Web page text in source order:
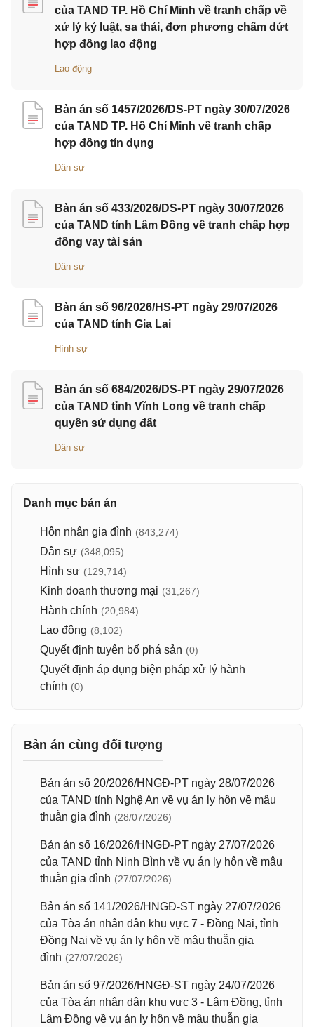
của TAND TP. Hồ Chí Minh về tranh chấp về
xử lý kỷ luật, sa thải, đơn phương chấm dứt
hợp đồng lao động
Lao động
Bản án số 1457/2026/DS-PT ngày 30/07/2026
của TAND TP. Hồ Chí Minh về tranh chấp
hợp đồng tín dụng
Dân sự
Bản án số 433/2026/DS-PT ngày 30/07/2026
của TAND tỉnh Lâm Đồng về tranh chấp hợp
đồng vay tài sản
Dân sự
Bản án số 96/2026/HS-PT ngày 29/07/2026
của TAND tỉnh Gia Lai
Hình sự
Bản án số 684/2026/DS-PT ngày 29/07/2026
của TAND tỉnh Vĩnh Long về tranh chấp
quyền sử dụng đất
Dân sự
Danh mục bản án
Hôn nhân gia đình (843,274)
Dân sự (348,095)
Hình sự (129,714)
Kinh doanh thương mại (31,267)
Hành chính (20,984)
Lao động (8,102)
Quyết định tuyên bố phá sản (0)
Quyết định áp dụng biện pháp xử lý hành
chính (0)
Bản án cùng đối tượng
Bản án số 20/2026/HNGĐ-PT ngày 28/07/2026
của TAND tỉnh Nghệ An về vụ án ly hôn về mâu
thuẫn gia đình (28/07/2026)
Bản án số 16/2026/HNGĐ-PT ngày 27/07/2026
của TAND tỉnh Ninh Bình về vụ án ly hôn về mâu
thuẫn gia đình (27/07/2026)
Bản án số 141/2026/HNGĐ-ST ngày 27/07/2026
của Tòa án nhân dân khu vực 7 - Đồng Nai, tỉnh
Đồng Nai về vụ án ly hôn về mâu thuẫn gia
đình (27/07/2026)
Bản án số 97/2026/HNGĐ-ST ngày 24/07/2026
của Tòa án nhân dân khu vực 3 - Lâm Đồng, tỉnh
Lâm Đồng về vụ án ly hôn về mâu thuẫn gia